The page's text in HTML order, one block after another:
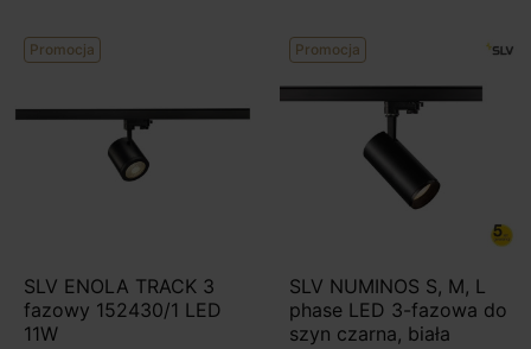
Promocja
SLV ENOLA TRACK 3
fazowy 152430/1 LED
11W
Promocja
SLV NUMINOS S, M, L
phase LED 3-fazowa do
szyn czarna, biała